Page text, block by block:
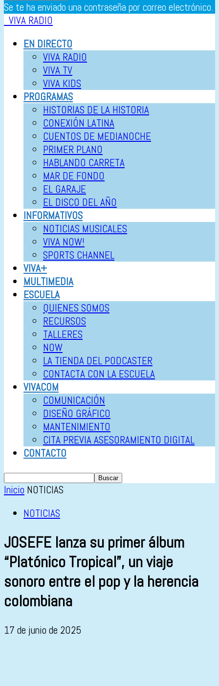
Se te ha enviado una contraseña por correo electrónico.
VIVA RADIO
EN DIRECTO
VIVA RADIO
VIVA TV
VIVA KIDS
PROGRAMAS
HISTORIAS DE LA HISTORIA
CONEXIÓN LATINA
CUENTOS DE MEDIANOCHE
PRIMER PLANO
HABLANDO CARRETA
MAR DE FONDO
EL GARAJE
EL DISCO DEL AÑO
INFORMATIVOS
NOTICIAS MUSICALES
VIVA NOW!
SPORTS CHANNEL
VIVA+
MULTIMEDIA
ESCUELA
QUIENES SOMOS
RECURSOS
TALLERES
NOW
LA TIENDA DEL PODCASTER
CONTACTA CON LA ESCUELA
VIVACOM
COMUNICACIÓN
DISEÑO GRÁFICO
MANTENIMIENTO
CITA PREVIA ASESORAMIENTO DIGITAL
CONTACTO
Inicio NOTICIAS
NOTICIAS
JOSEFE lanza su primer álbum
“Platónico Tropical”, un viaje
sonoro entre el pop y la herencia
colombiana
17 de junio de 2025